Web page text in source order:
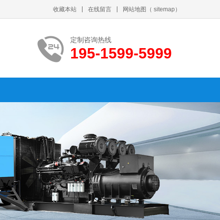
收藏本站 在线留言 网站地图 （ sitemap ）
定制咨询热线
195-1599-5999